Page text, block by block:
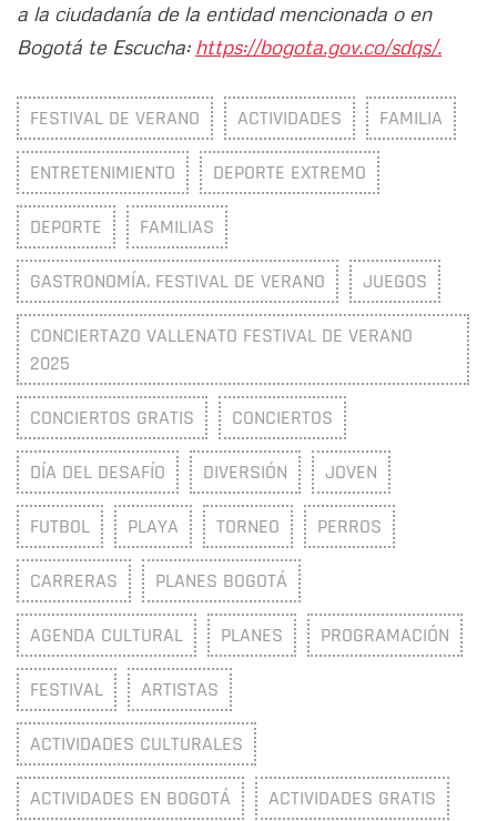
a la ciudadanía de la entidad mencionada o en
Bogotá te Escucha: https://bogota.gov.co/sdqs/.
FESTIVAL DE VERANO ACTIVIDADES FAMILIA
ENTRETENIMIENTO DEPORTE EXTREMO
DEPORTE FAMILIAS
GASTRONOMÍA. FESTIVAL DE VERANO JUEGOS
CONCIERTAZO VALLENATO FESTIVAL DE VERANO
2025
CONCIERTOS GRATIS CONCIERTOS
DÍA DEL DESAFÍO DIVERSIÓN JOVEN
FUTBOL PLAYA TORNEO PERROS
CARRERAS PLANES BOGOTÁ
AGENDA CULTURAL PLANES PROGRAMACIÓN
FESTIVAL ARTISTAS
ACTIVIDADES CULTURALES
ACTIVIDADES EN BOGOTÁ ACTIVIDADES GRATIS